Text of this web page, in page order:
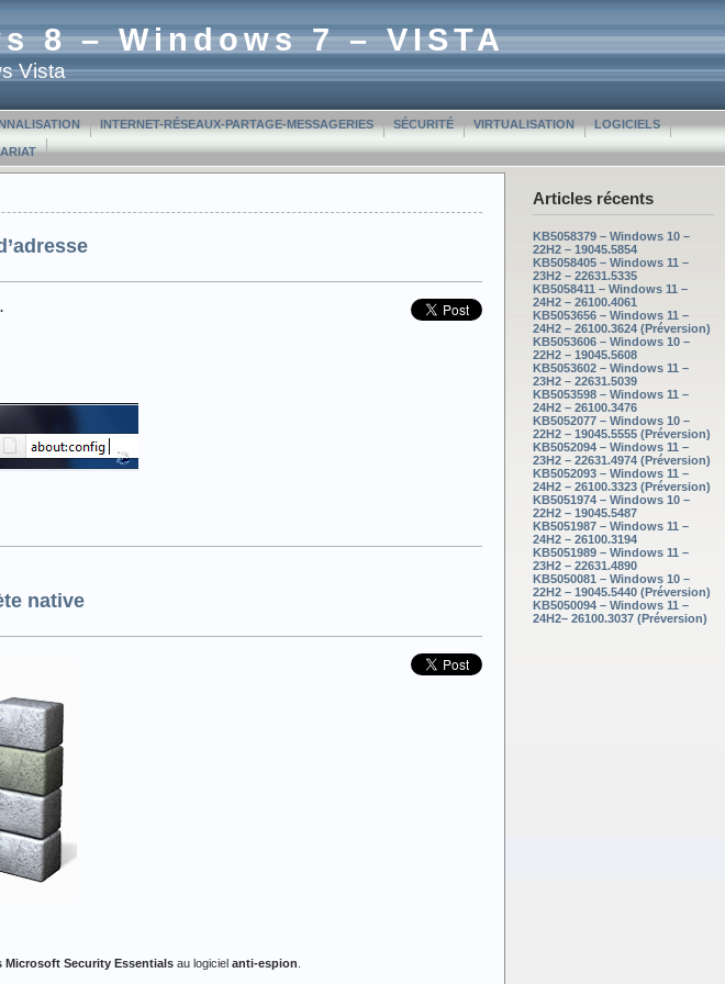
8 – Windows 7 – VISTA
Vista
INTERNET-RÉSEAUX-PARTAGE-MESSAGERIES SÉCURITÉ VIRTUALISATION LOGICIELS
Articles récents
KB5058379 – Windows 10 –
22H2 – 19045.5854
KB5058405 – Windows 11 –
23H2 – 22631.5335
KB5058411 – Windows 11 –
24H2 – 26100.4061
KB5053656 – Windows 11 –
24H2 – 26100.3624 (Préversion)
KB5053606 – Windows 10 –
22H2 – 19045.5608
KB5053602 – Windows 11 –
23H2 – 22631.5039
KB5053598 – Windows 11 –
24H2 – 26100.3476
KB5052077 – Windows 10 –
22H2 – 19045.5555 (Préversion)
KB5052094 – Windows 11 –
23H2 – 22631.4974 (Préversion)
KB5052093 – Windows 11 –
24H2 – 26100.3323 (Préversion)
KB5051974 – Windows 10 –
22H2 – 19045.5487
KB5051987 – Windows 11 –
24H2 – 26100.3194
KB5051989 – Windows 11 –
23H2 – 22631.4890
KB5050081 – Windows 10 –
22H2 – 19045.5440 (Préversion)
KB5050094 – Windows 11 –
24H2– 26100.3037 (Préversion)
native
Microsoft Security Essentials au logiciel anti-espion